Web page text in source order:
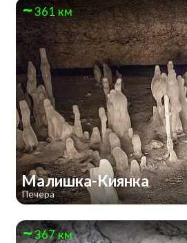
361 км
Малишка-Киянка
Печера
367 км